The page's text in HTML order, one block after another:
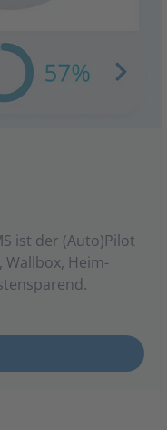
ist der (Auto)Pilot
Wall­box, Heim­